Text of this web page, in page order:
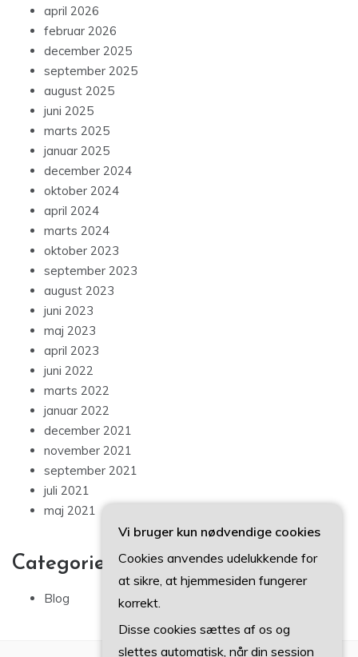
april 2026
februar 2026
december 2025
september 2025
august 2025
juni 2025
marts 2025
januar 2025
december 2024
oktober 2024
april 2024
marts 2024
oktober 2023
september 2023
august 2023
juni 2023
maj 2023
april 2023
juni 2022
marts 2022
januar 2022
december 2021
november 2021
september 2021
juli 2021
maj 2021
Categories
Blog
Vi bruger kun nødvendige cookies
Cookies anvendes udelukkende for
at sikre, at hjemmesiden fungerer
korrekt.
Disse cookies sættes af os og
slettes automatisk, når din session